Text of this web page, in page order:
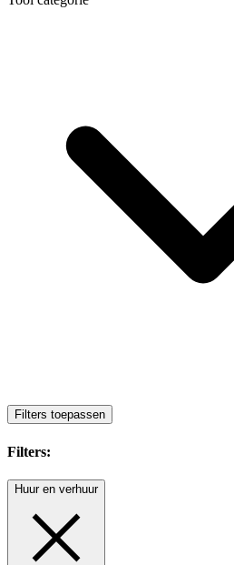
Filters toepassen
Filters:
Huur en verhuur